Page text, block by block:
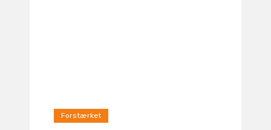
Forstærket